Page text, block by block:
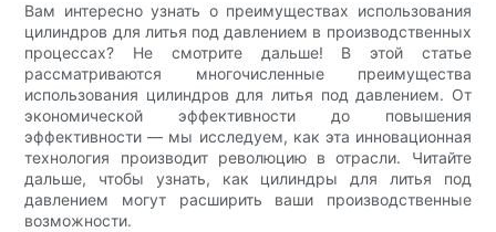
Вам интересно узнать о преимуществах использования
цилиндров для литья под давлением в производственных
процессах? Не смотрите дальше! В этой статье
рассматриваются многочисленные преимущества
использования цилиндров для литья под давлением. От
экономической эффективности до повышения
эффективности — мы исследуем, как эта инновационная
технология производит революцию в отрасли. Читайте
дальше, чтобы узнать, как цилиндры для литья под
давлением могут расширить ваши производственные
возможности.